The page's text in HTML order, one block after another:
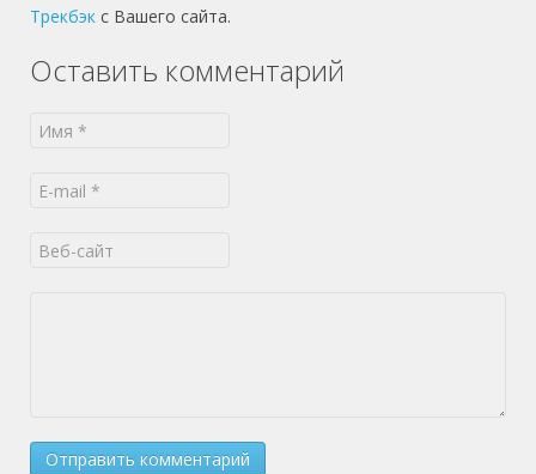
Трекбэк с Вашего сайта.
Оставить комментарий